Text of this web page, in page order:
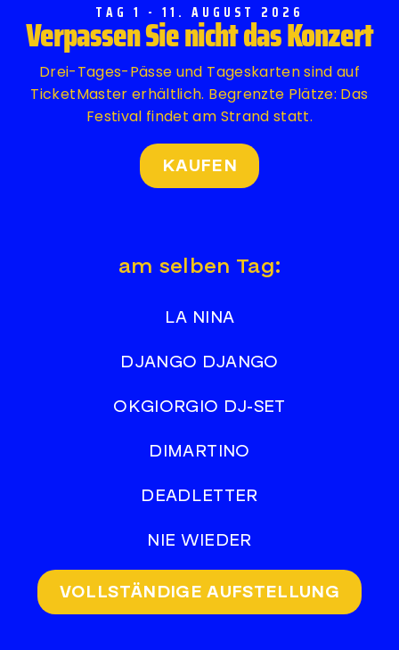
TAG 1 - 11. AUGUST 2026
Verpassen Sie nicht das Konzert
Drei-Tages-Pässe und Tageskarten sind auf
TicketMaster erhältlich. Begrenzte Plätze: Das
Festival findet am Strand statt.
KAUFEN
am selben Tag:
LA NINA
DJANGO DJANGO
OKGIORGIO DJ-SET
DIMARTINO
DEADLETTER
NIE WIEDER
VOLLSTÄNDIGE AUFSTELLUNG